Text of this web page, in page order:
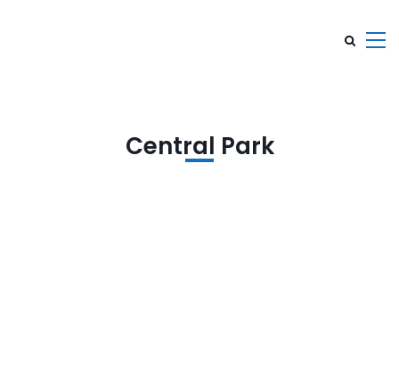
Central Park